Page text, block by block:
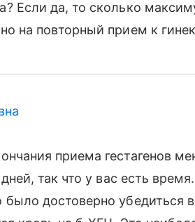
Если да, то сколько
на повторный прием к
приема гестагенов
так что у вас есть
достоверно убедиться в